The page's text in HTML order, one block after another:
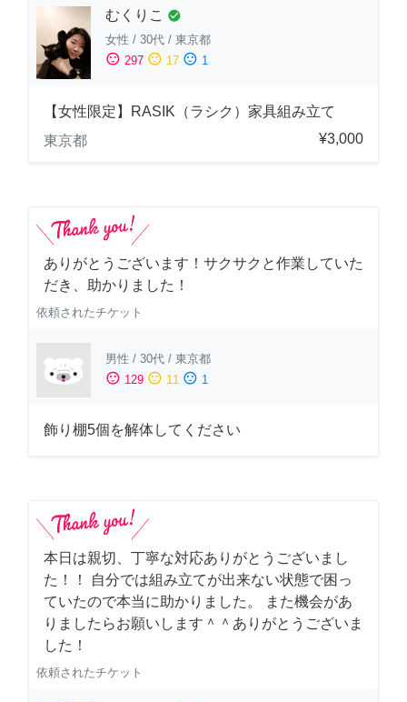
むくりこ check_circle
女性 / 30代 / 東京都
sentiment_satisfied 297 sentiment_neutral 17 sentiment_dissatisfied 1
【女性限定】RASIK（ラシク）家具組み立て
東京都
¥3,000
ありがとうございます！サクサクと作業していた
だき、助かりました！
依頼されたチケット
男性 / 30代 / 東京都
sentiment_satisfied 129 sentiment_neutral 11 sentiment_dissatisfied 1
飾り棚5個を解体してください
本日は親切、丁寧な対応ありがとうございまし
た！！ 自分では組み立てが出来ない状態で困っ
ていたので本当に助かりました。 また機会があ
りましたらお願いします＾＾ありがとうございま
した！
依頼されたチケット